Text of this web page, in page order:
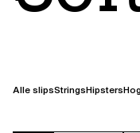
Alle slipsStringsHipsters